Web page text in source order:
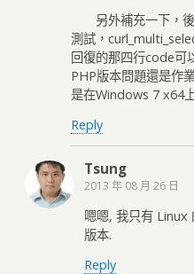
另外補充一下，後
測試，
回復的那四行code可
PHP版本問題還是作
是在Windows 7 x64
Reply
Tsung
2013 年 08 月 26 日
嗯嗯, 我只有 Linux
版本.
Reply